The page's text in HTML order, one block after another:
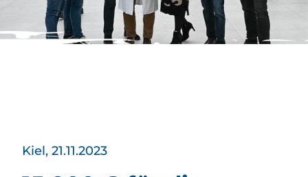
Kiel, 21.11.2023